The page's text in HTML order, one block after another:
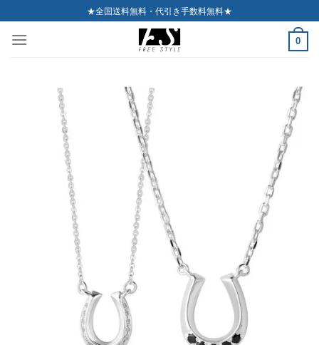
to
content
★全国送料無料・代引き手数料無料★
0